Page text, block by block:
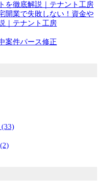
を徹底解説｜テナント工房
開業で失敗しない！資金や
｜テナント工房
件パース修正
(33)